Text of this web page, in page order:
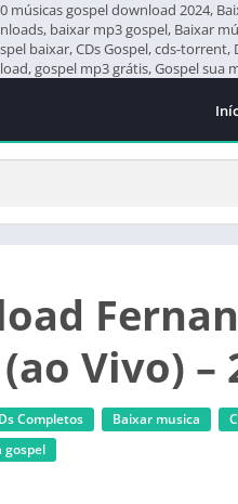
gospel download 2024,
baixar mp3 gospel, Baixar
baixar, CDs Gospel, cds-
gospel mp3 grátis, Gospel
Vivo) –
Completos Baixar musica
gospel